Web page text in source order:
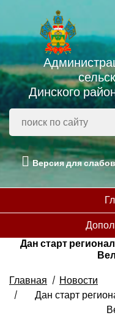
Динского
Версия для
Дан старт
Главная
Новости
Дан старт